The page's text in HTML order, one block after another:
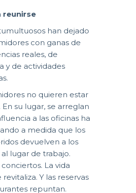
reunirse
han dejado
con ganas de
reales, de
y de actividades
no quieren estar
su lugar, se arreglan
a las oficinas ha
a medida que los
devuelven a los
lugar de trabajo.
La vida
Y las reservas
repuntan.